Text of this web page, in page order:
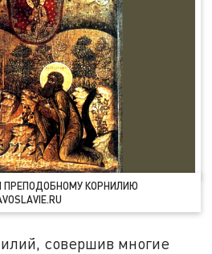
ПРЕПОДОБНОМУ КОРНИЛИЮ
совершив многие